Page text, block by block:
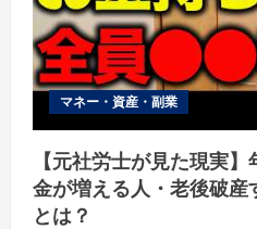
マネー・資産・副業
【元社労士が見た現実
金が増える人・老後破
とは？